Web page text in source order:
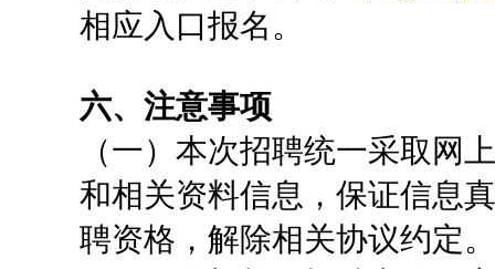
相应入口报名。
六、注意事项
（一）本次招聘统一采取网
和相关资料信息，保证信息
聘资格，解除相关协议约定。